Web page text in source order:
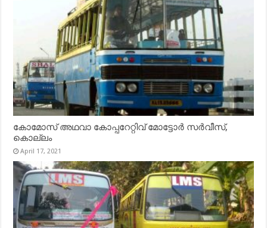
കോമോസ് അഥവാ കോപ്പറേറ്റിവ് മോട്ടോര്‍ സര്‍വീസ്,
കൊല്ലം
April 17, 2021